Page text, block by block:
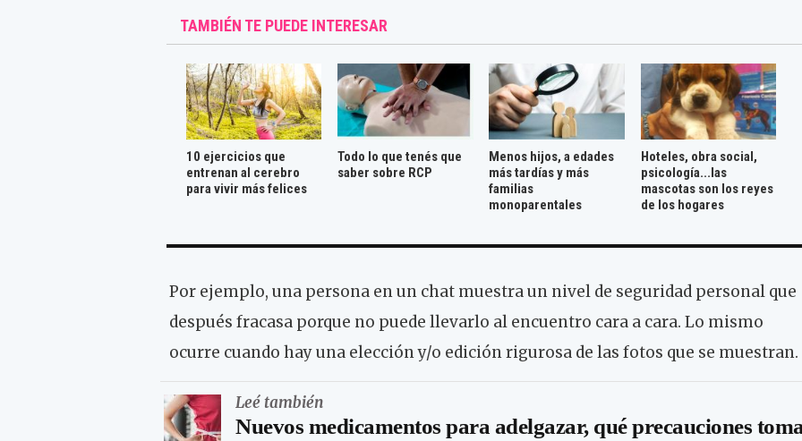
TAMBIÉN TE PUEDE INTERESAR
10 ejercicios que
entrenan al cerebro
para vivir más felices
Todo lo que tenés que
saber sobre RCP
Menos hijos, a edades
más tardías y más
familias
monoparentales
Hoteles, obra social,
psicología...las
mascotas son los reyes
de los hogares
Por ejemplo, una persona en un chat muestra un nivel de seguridad personal que
después fracasa porque no puede llevarlo al encuentro cara a cara. Lo mismo
ocurre cuando hay una elección y/o edición rigurosa de las fotos que se muestran.
Leé también
Nuevos medicamentos para adelgazar, qué precauciones